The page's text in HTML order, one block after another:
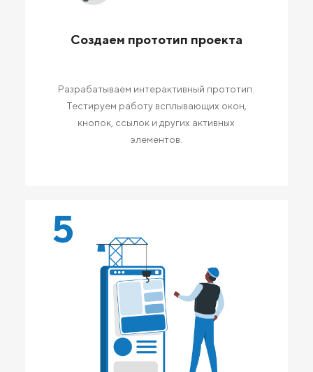
Создаем прототип проекта
Разрабатываем интерактивный прототип.
Тестируем работу всплывающих окон,
кнопок, ссылок и других активных
элементов.
5